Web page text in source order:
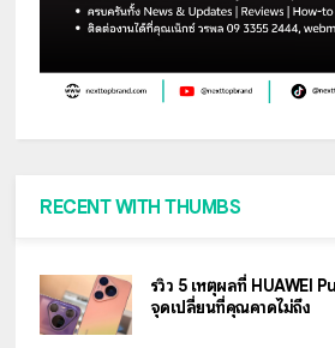
RECENT WITH THUMBS
รีวิว 5 เหตุผลที่ HUAWEI
จุดเปลี่ยนที่คุณคาดไม่ถึง